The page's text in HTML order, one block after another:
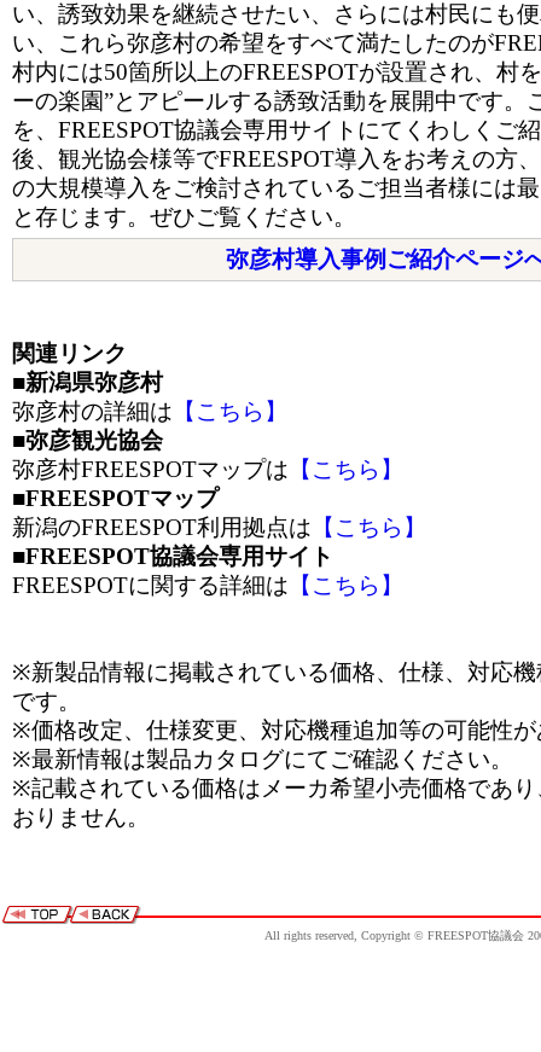
い、誘致効果を継続させたい、さらには村民にも
い、これら弥彦村の希望をすべて満たしたのが
村内には50箇所以上のFREESPOTが設置され、村
ーの楽園”とアピールする誘致活動を展開中です。
を、FREESPOT協議会専用サイトにてくわしくご
後、観光協会様等でFREESPOT導入をお考えの方
の大規模導入をご検討されているご担当者様には
と存じます。ぜひご覧ください。
弥彦村導入事例ご紹介ページ
関連リンク
■新潟県弥彦村
弥彦村の詳細は 【こちら】
■弥彦観光協会
弥彦村FREESPOTマップは 【こちら】
■FREESPOTマップ
新潟のFREESPOT利用拠点は 【こちら】
■FREESPOT協議会専用サイト
FREESPOTに関する詳細は 【こちら】
※新製品情報に掲載されている価格、仕様、対応
です。
※価格改定、仕様変更、対応機種追加等の可能性
※最新情報は製品カタログにてご確認ください。
※記載されている価格はメーカ希望小売価格であ
おりません。
All rights reserved, Copyright © FREESPOT協議会